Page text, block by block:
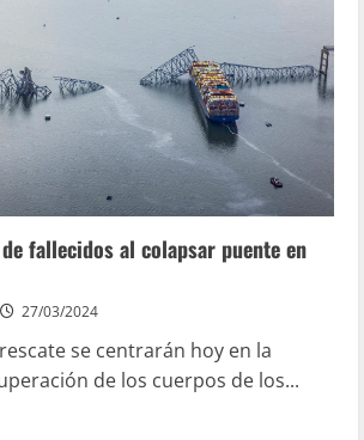
fallecidos al colapsar puente en
27/03/2024
se centrarán hoy en la
de los cuerpos de los...